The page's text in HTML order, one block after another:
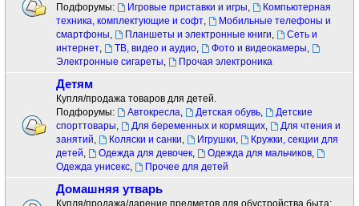
Подфорумы:
Игровые приставки и игры,
Компьютерная
техника, комплектующие и софт,
Мобильные телефоны и
смартфоны, Планшеты и электронные книги,
Сеть и
интернет, ТВ, видео и аудио, Фото и видеокамеры,
Электронные сигареты, Прочая электроника
Детям
Купля/продажа товаров для детей.
Подфорумы:
Автокресла, Детская обувь,
Детские
спорттовары, Для беременных и кормящих,
Для чтения и
занятий, Коляски и санки, Игрушки,
Кружки, секции для
детей, Одежда для девочек, Одежда для мальчиков,
Одежда унисекс, Прочее для детей
Домашняя утварь
Купля/продажа/дарение предметов для обустройства быта: